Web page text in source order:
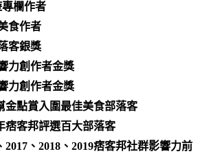
欄作者
食作者
客銀獎
力創作者金獎
力創作者金獎
金點賞入圍最佳美食部落客
痞客邦評選百大部落客
2017、2018、2019痞客邦社群影響力前